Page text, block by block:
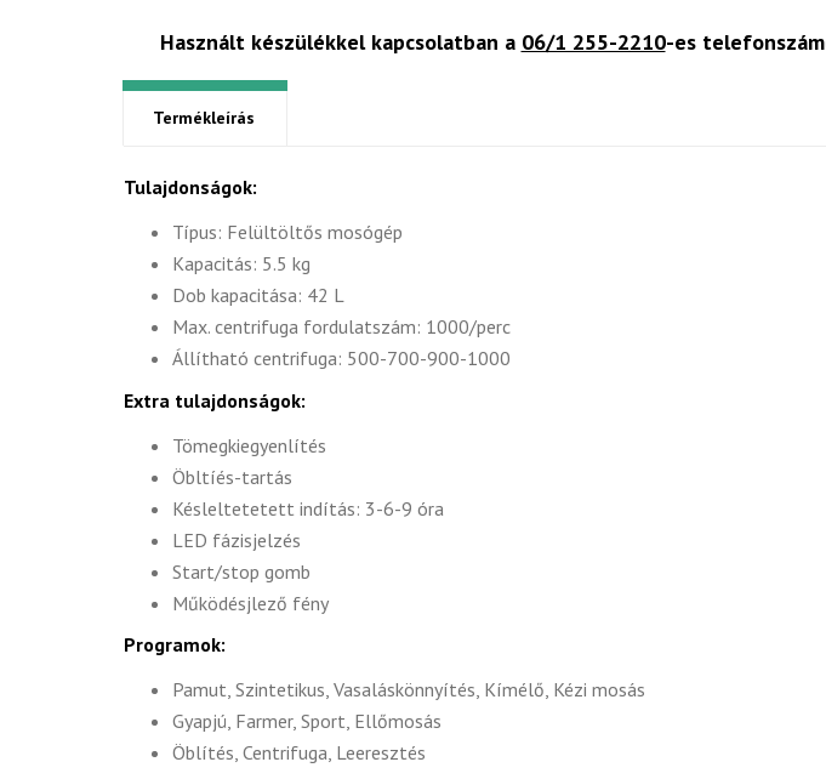
Használt készülékkel kapcsolatban a 06/1 255-2210-es
Termékleírás
Tulajdonságok:
Típus: Felültöltős mosógép
Kapacitás: 5.5 kg
Dob kapacitása: 42 L
Max. centrifuga fordulatszám: 1000/perc
Állítható centrifuga: 500-700-900-1000
Extra tulajdonságok:
Tömegkiegyenlítés
Öbltíés-tartás
Késleltetetett indítás: 3-6-9 óra
LED fázisjelzés
Start/stop gomb
Működésjlező fény
Programok:
Pamut, Szintetikus, Vasaláskönnyítés, Kímélő, Kézi mosás
Gyapjú, Farmer, Sport, Ellőmosás
Öblítés, Centrifuga, Leeresztés